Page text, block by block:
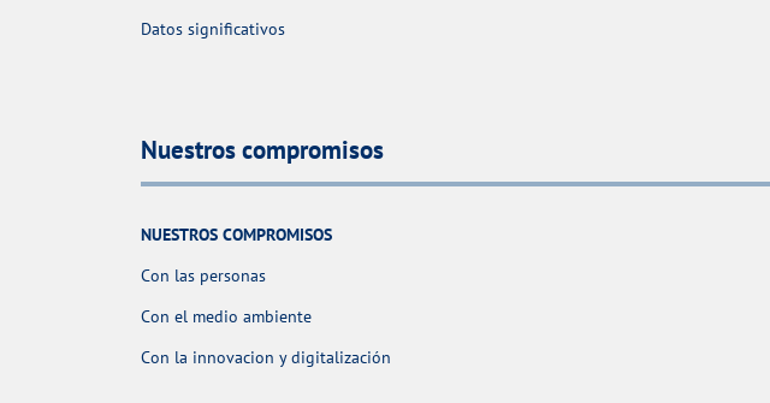
Datos significativos
Nuestros compromisos
NUESTROS COMPROMISOS
Con las personas
Con el medio ambiente
Con la innovacion y digitalización